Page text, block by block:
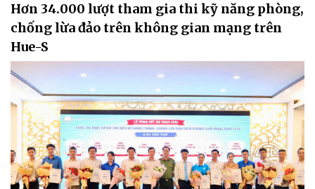
Hơn 34.000 lượt tham gia thi kỹ năng phòng,
chống lừa đảo trên không gian mạng trên
Hue-S